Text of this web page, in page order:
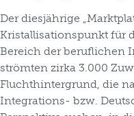
Der diesjährige
Kristallisationspunkt für
Bereich der beruflichen
strömten zirka 3.000
Fluchthintergrund, die
Integrations- bzw.